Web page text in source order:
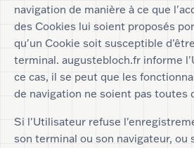
navigation de manière à ce que
des Cookies lui soient proposés
qu'un Cookie soit susceptible
terminal. augustebloch.fr informe
ce cas, il se peut que les
de navigation ne soient pas toutes
Si l'Utilisateur refuse
son terminal ou son navigateur, ou